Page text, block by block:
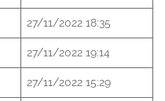
27/11/2022 18:35
27/11/2022 19:14
27/11/2022 15:29